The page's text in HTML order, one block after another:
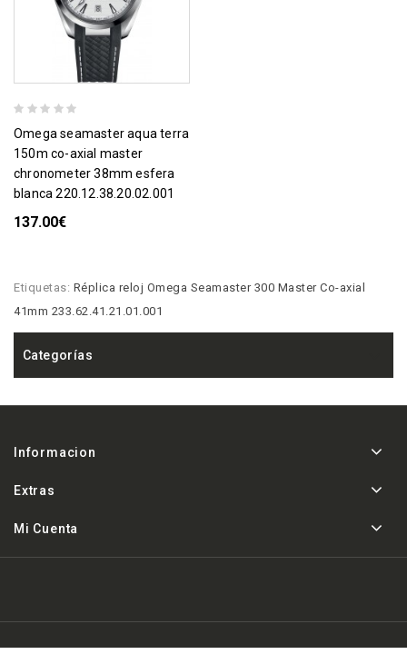
omega seamaster aqua terra
150m co-axial master
chronometer 38mm esfera
blanca 220.12.38.20.02.001
137.00€
Etiquetas: Réplica reloj Omega Seamaster 300 Master Co-axial
41mm 233.62.41.21.01.001
Categorías
Informacion
Extras
Mi Cuenta